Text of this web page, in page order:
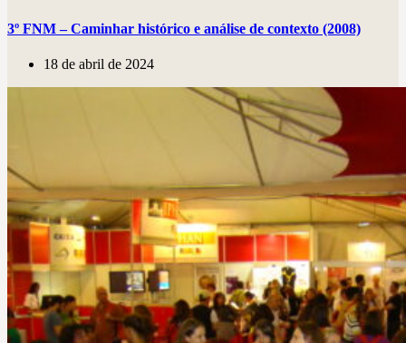
3º FNM – Caminhar histórico e análise de contexto (2008)
18 de abril de 2024